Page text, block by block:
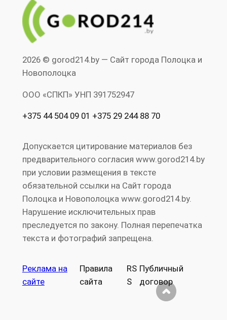
2026 © gorod214.by — Сайт города Полоцка и
Новополоцка
ООО «СПКП» УНП ‎391752947
+375 44 504 09 01 +375 29 244 88 70
Допускается цитирование материалов без
предварительного согласия www.gorod214.by
при условии размещения в тексте
обязательной ссылки на Сайт города
Полоцка и Новополоцка www.gorod214.by.
Нарушение исключительных прав
преследуется по закону. Полная перепечатка
текста и фотографий запрещена.
Реклама на
сайте
Правила
сайта
RS
S
Публичный
договор